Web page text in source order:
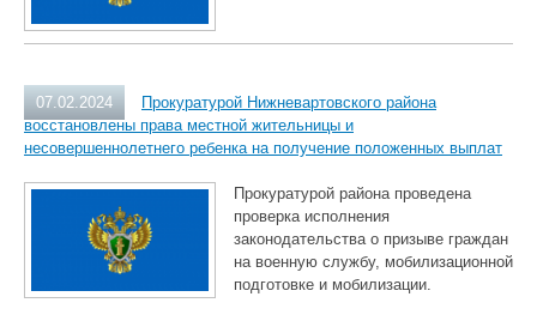
07.02.2024
Прокуратурой Нижневартовского района
восстановлены права местной жительницы и
несовершеннолетнего ребенка на получение положенных выплат
Прокуратурой района проведена
проверка исполнения
законодательства о призыве граждан
на военную службу, мобилизационной
подготовке и мобилизации.